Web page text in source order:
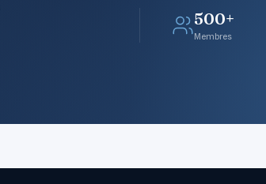
500+
Membres